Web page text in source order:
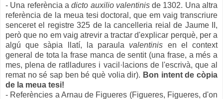
- Una referència adicto auxilio valentinisde 1302. Una altra
referència de la meua tesi doctoral, que em vaig transcriure
senceret el registre 325 de la cancelleria reial de Jaume II,
però que no em vaig atrevir a tractar d'explicar perquè, per a
algú que sàpia llatí, la paraula valentinis en el context
general de tota la frase manca de sentit (una frase, a més a
mes, plena de ratlladures i vacil·lacions de l'escrivà, que al
remat no sé sap ben bé què volia dir). Bon intent de còpia
de la meua tesi!
- Referències a Arnau de Figueres (Figueres, Figueres, d'on